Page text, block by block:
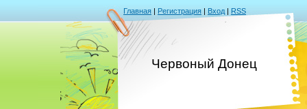
Главная | Регистрация | Вход | RSS
Червоный Донец